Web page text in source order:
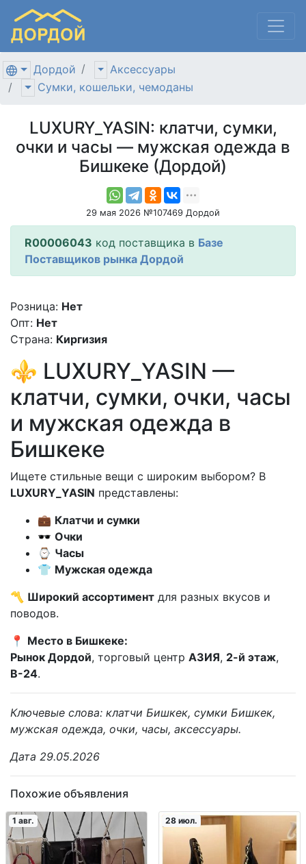
Дордой
Аксессуары
Сумки, кошельки, чемоданы
LUXURY_YASIN: клатчи, сумки,
очки и часы — мужская одежда в
Бишкеке (Дордой)
29 мая 2026 №107469 Дордой
R00006043 код поставщика в Базе
Поставщиков рынка Дордой
Розница: Нет
Опт: Нет
Страна: Киргизия
⚜️ LUXURY_YASIN —
клатчи, сумки, очки, часы
и мужская одежда в
Бишкеке
Ищете стильные вещи с широким выбором? В
LUXURY_YASIN представлены:
💼 Клатчи и сумки
🕶 Очки
⌚ Часы
👕 Мужская одежда
〽️ Широкий ассортимент для разных вкусов и
поводов.
📍 Место в Бишкеке:
Рынок Дордой, торговый центр АЗИЯ, 2-й этаж,
В-24.
Ключевые слова: клатчи Бишкек, сумки Бишкек,
мужская одежда, очки, часы, аксессуары.
Дата 29.05.2026
Похожие объявления
1 авг. 28 июл.